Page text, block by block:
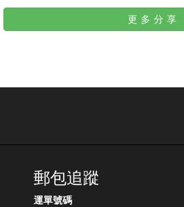
更多分享
郵包追蹤
運單號碼